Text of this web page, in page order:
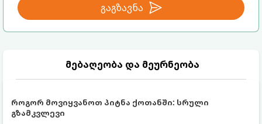
გაგზავნა
მებაღეობა და მეურნეობა
როგორ მოვიყვანოთ პიტნა ქოთანში: სრული
გზამკვლევი